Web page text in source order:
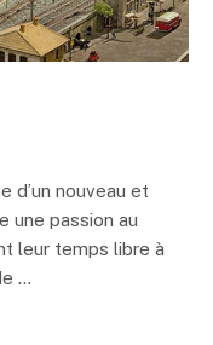
d’un nouveau et
une passion au
leur temps libre à
...